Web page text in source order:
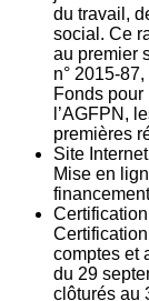
du travail,
social. Ce
au premier
n° 2015-
Fonds
l’AGFPN,
premières
Site Internet
Mise en
Certification
comptes et
du 29
clôturés au